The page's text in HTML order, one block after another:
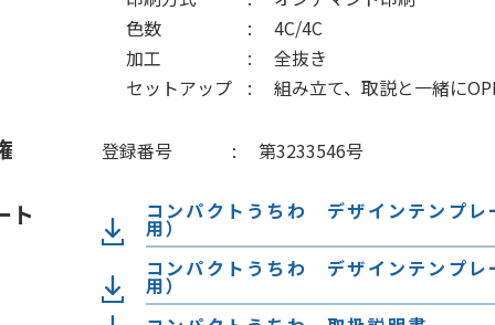
色数
4C/4C
加工
全抜き
セットアップ
組み立て、取説と一緒に
登録番号 第3233546号
ト コンパクトうちわ デザインテンプレ
用）
コンパクトうちわ デザインテンプレ
用）